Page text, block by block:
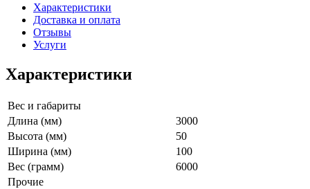
Характеристики
Доставка и оплата
Отзывы
Услуги
Характеристики
Вес и габариты
Длина (мм)
3000
Высота (мм)
50
Ширина (мм)
100
Вес (грамм)
6000
Прочие